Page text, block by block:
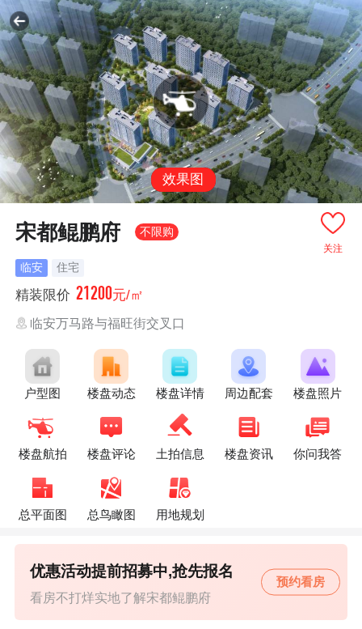
效果图
关注
宋都鲲鹏府 不限购
临安 住宅
精装限价 21200元/㎡
临安万马路与福旺街交叉口
户型图 楼盘动态 楼盘详情 周边配套 楼盘照片
楼盘航拍 楼盘评论 土拍信息 楼盘资讯 你问我答
总平面图 总鸟瞰图 用地规划
看房不打烊实地了解宋都鲲鹏府
优惠活动提前招募中,抢先报名
预约看房